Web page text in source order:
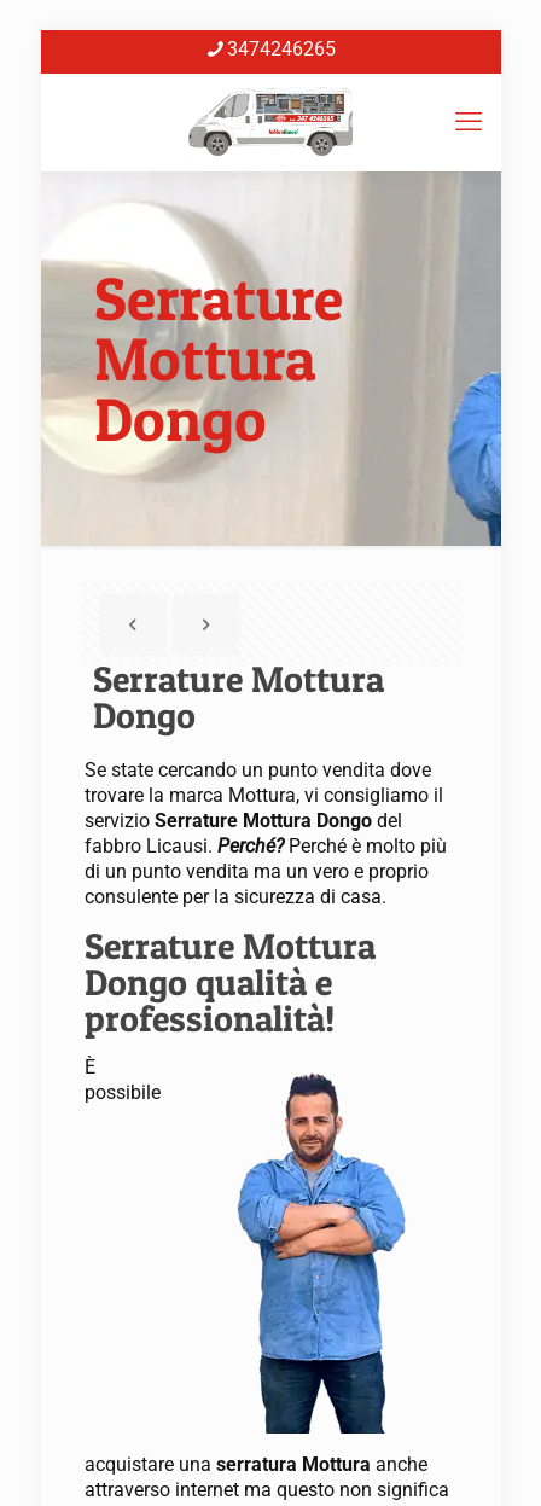
3474246265
Serrature
Mottura
Dongo
Serrature Mottura
Dongo
Se state cercando un punto vendita dove
trovare la marca Mottura, vi consigliamo il
servizio Serrature Mottura Dongo del
fabbro Licausi. Perché?Perché è molto più
di un punto vendita ma un vero e proprio
consulente per la sicurezza di casa.
Serrature Mottura
Dongo qualità e
professionalità!
È
possibile
acquistare una serratura Mottura anche
attraverso internet ma questo non significa